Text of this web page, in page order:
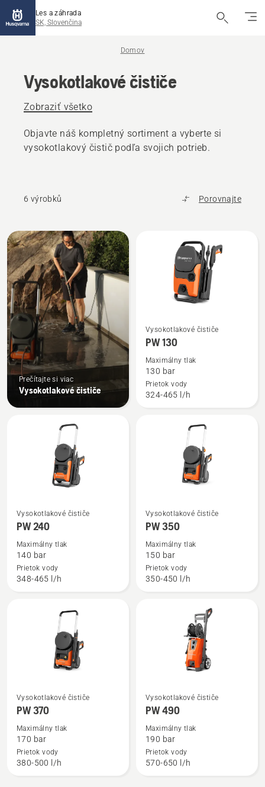
Les a záhrada
SK, Slovenčina
Domov
Vysokotlakové čističe
Zobraziť všetko
Objavte náš kompletný sortiment a vyberte si
vysokotlakový čistič podľa svojich potrieb.
6 výrobků Porovnajte
Všetky
výrobky
Prečítajte si viac
Vysokotlakové čističe
Zobraziť
viac
podrobností
PW 130
Vysokotlakové čističe
PW 130
Maximálny tlak
130 bar
Prietok vody
324-465 l/h
Zobraziť
viac
podrobností
PW 240
Vysokotlakové čističe
PW 240
Maximálny tlak
140 bar
Prietok vody
348-465 l/h
Zobraziť
viac
podrobností
PW 350
Vysokotlakové čističe
PW 350
Maximálny tlak
150 bar
Prietok vody
350-450 l/h
Zobraziť
viac
podrobností
PW 370
Vysokotlakové čističe
PW 370
Maximálny tlak
170 bar
Prietok vody
380-500 l/h
Zobraziť
viac
podrobností
PW 490
Vysokotlakové čističe
PW 490
Maximálny tlak
190 bar
Prietok vody
570-650 l/h